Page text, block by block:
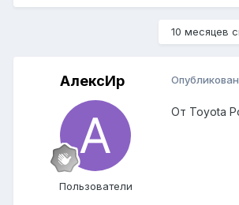
10 месяцев
АлексИр
Пользователи
От Toyota